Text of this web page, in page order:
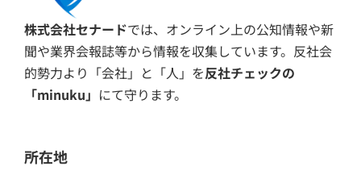
株式会社セナードでは、オンライン上の公知情報や新
聞や業界会報誌等から情報を収集しています。反社会
的勢力より「会社」と「人」を反社チェックの
「minuku」 にて守ります。
所在地